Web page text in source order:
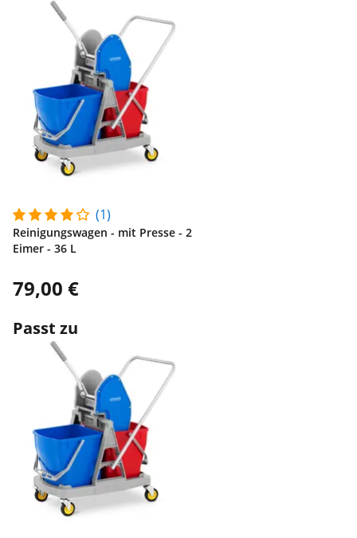
(1)
Reinigungswagen - mit Presse - 2
Eimer - 36 L
79,00 €
Passt zu